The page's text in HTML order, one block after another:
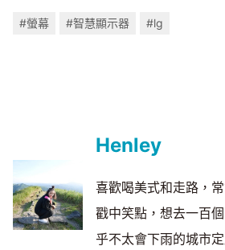
#螢幕 #智慧顯示器 #lg
Henley
喜歡喝美式和走路，
戳中笑點，想去一百
乎不太會下雨的城市